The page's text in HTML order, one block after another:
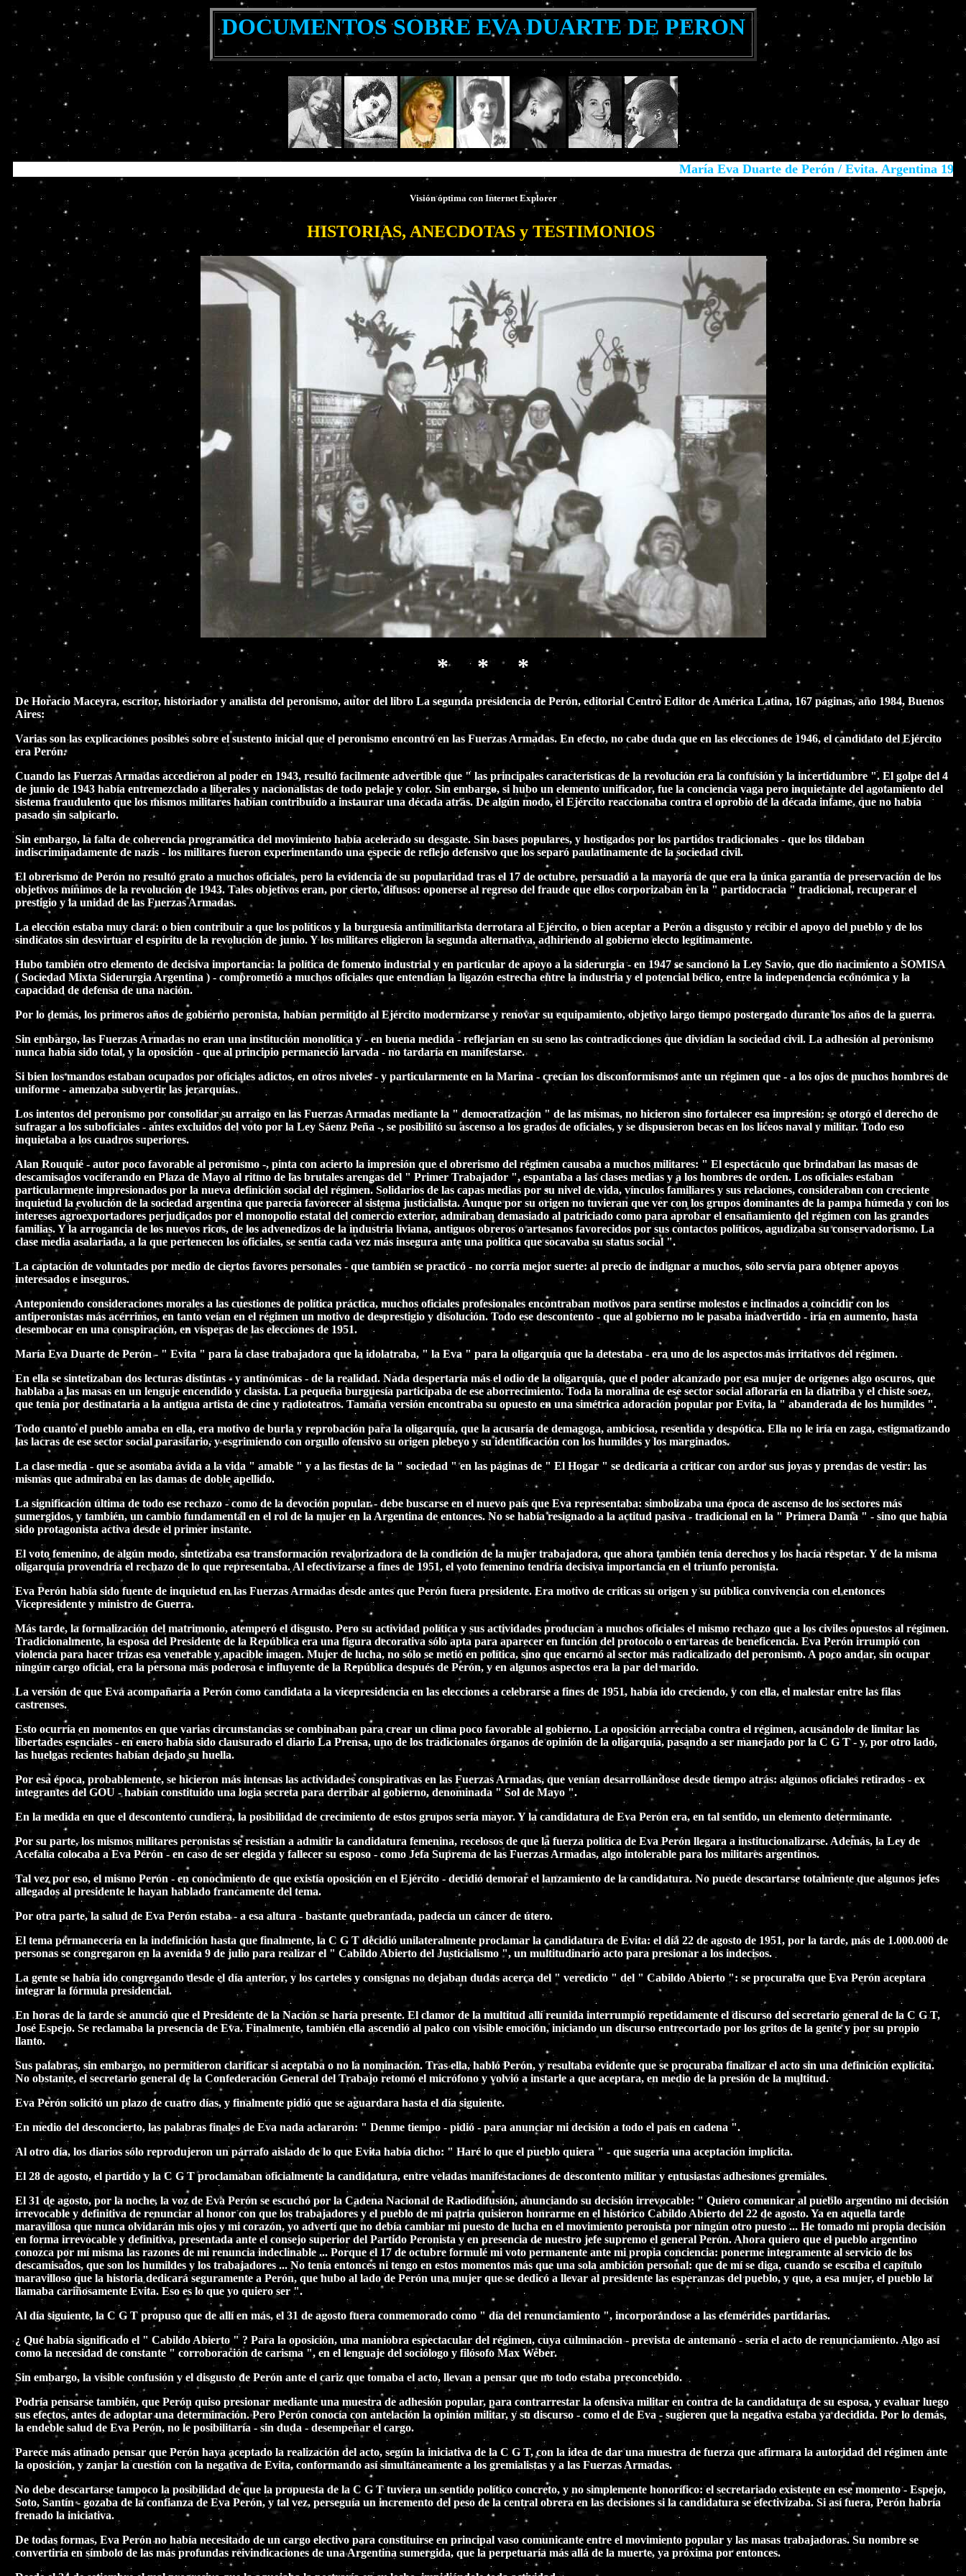
DOCUMENTOS SOBRE EVA DUARTE DE PERON
María Eva Duarte de Perón / Evita. Argentina 1919-1952
Visión óptima con Internet Explorer
HISTORIAS, ANECDOTAS y TESTIMONIOS
* * *
De Horacio Maceyra, escritor, historiador y analista del peronismo, autor del libro La segunda presidencia de Perón, editorial Centro Editor de América Latina, 167 páginas, año 1984, Buenos
Aires:
Varias son las explicaciones posibles sobre el sustento inicial que el peronismo encontró en las Fuerzas Armadas. En efecto, no cabe duda que en las elecciones de 1946, el candidato del Ejército
era Perón.
Cuando las Fuerzas Armadas accedieron al poder en 1943, resultó facilmente advertible que " las principales características de la revolución era la confusión y la incertidumbre ". El golpe del 4
de junio de 1943 había entremezclado a liberales y nacionalistas de todo pelaje y color. Sin embargo, si hubo un elemento unificador, fue la conciencia vaga pero inquietante del agotamiento del
sistema fraudulento que los mismos militares habían contribuído a instaurar una década atrás. De algún modo, el Ejército reaccionaba contra el oprobio de la década infame, que no había
pasado sin salpicarlo.
Sin embargo, la falta de coherencia programática del movimiento había acelerado su desgaste. Sin bases populares, y hostigados por los partidos tradicionales - que los tildaban
indiscriminadamente de nazis - los militares fueron experimentando una especie de reflejo defensivo que los separó paulatinamente de la sociedad civil.
El obrerismo de Perón no resultó grato a muchos oficiales, pero la evidencia de su popularidad tras el 17 de octubre, persuadió a la mayoría de que era la única garantía de preservación de los
objetivos mínimos de la revolución de 1943. Tales objetivos eran, por cierto, difusos: oponerse al regreso del fraude que ellos corporizaban en la " partidocracia " tradicional, recuperar el
prestigio y la unidad de las Fuerzas Armadas.
La elección estaba muy clara: o bien contribuir a que los políticos y la burguesía antimilitarista derrotara al Ejército, o bien aceptar a Perón a disgusto y recibir el apoyo del pueblo y de los
sindicatos sin desvirtuar el espíritu de la revolución de junio. Y los militares eligieron la segunda alternativa, adhiriendo al gobierno electo legítimamente.
Hubo también otro elemento de decisiva importancia: la política de fomento industrial y en particular de apoyo a la siderurgia - en 1947 se sancionó la Ley Savio, que dio nacimiento a SOMISA
( Sociedad Mixta Siderurgia Argentina ) - comprometió a muchos oficiales que entendían la ligazón estrecha entre la industria y el potencial bélico, entre la independencia económica y la
capacidad de defensa de una nación.
Por lo demás, los primeros años de gobierno peronista, habían permitido al Ejército modernizarse y renovar su equipamiento, objetivo largo tiempo postergado durante los años de la guerra.
Sin embargo, las Fuerzas Armadas no eran una institución monolítica y - en buena medida - reflejarían en su seno las contradicciones que dividían la sociedad civil. La adhesión al peronismo
nunca había sido total, y la oposición - que al principio permaneció larvada - no tardaría en manifestarse.
Si bien los mandos estaban ocupados por oficiales adictos, en otros niveles - y particularmente en la Marina - crecían los disconformismos ante un régimen que - a los ojos de muchos hombres de
uniforme - amenzaba subvertir las jerarquías.
Los intentos del peronismo por consolidar su arraigo en las Fuerzas Armadas mediante la " democratización " de las mismas, no hicieron sino fortalecer esa impresión: se otorgó el derecho de
sufragar a los suboficiales - antes excluidos del voto por la Ley Sáenz Peña -, se posibilitó su ascenso a los grados de oficiales, y se dispusieron becas en los liceos naval y militar. Todo eso
inquietaba a los cuadros superiores.
Alan Rouquié - autor poco favorable al peronismo -, pinta con acierto la impresión que el obrerismo del régimen causaba a muchos militares: " El espectáculo que brindaban las masas de
descamisados vociferando en Plaza de Mayo al ritmo de las brutales arengas del " Primer Trabajador ", espantaba a las clases medias y a los hombres de orden. Los oficiales estaban
particularmente impresionados por la nueva definición social del régimen. Solidarios de las capas medias por su nivel de vida, vínculos familiares y sus relaciones, consideraban con creciente
inquietud la evolución de la sociedad argentina que parecía favorecer al sistema justicialista. Aunque por su origen no tuvieran que ver con los grupos dominantes de la pampa húmeda y con los
intereses agroexportadores perjudicados por el monopolio estatal del comercio exterior, admiraban demasiado al patriciado como para aprobar el ensañamiento del régimen con las grandes
familias. Y la arrogancia de los nuevos ricos, de los advenedizos de la industria liviana, antiguos obreros o artesanos favorecidos por sus contactos políticos, agudizaba su conservadorismo. La
clase media asalariada, a la que pertenecen los oficiales, se sentía cada vez más insegura ante una política que socavaba su status social ".
La captación de voluntades por medio de ciertos favores personales - que también se practicó - no corría mejor suerte: al precio de indignar a muchos, sólo servía para obtener apoyos
interesados e inseguros.
Anteponiendo consideraciones morales a las cuestiones de política práctica, muchos oficiales profesionales encontraban motivos para sentirse molestos e inclinados a coincidir con los
antiperonistas más acérrimos, en tanto veían en el régimen un motivo de desprestigio y disolución. Todo ese descontento - que al gobierno no le pasaba inadvertido - iría en aumento, hasta
desembocar en una conspiración, en vísperas de las elecciones de 1951.
María Eva Duarte de Perón - " Evita " para la clase trabajadora que la idolatraba, " la Eva " para la oligarquía que la detestaba - era uno de los aspectos más irritativos del régimen.
En ella se sintetizaban dos lecturas distintas - y antinómicas - de la realidad. Nada despertaría más el odio de la oligarquía, que el poder alcanzado por esa mujer de orígenes algo oscuros, que
hablaba a las masas en un lenguje encendido y clasista. La pequeña burguesía participaba de ese aborrecimiento. Toda la moralina de ese sector social afloraría en la diatriba y el chiste soez,
que tenía por destinataria a la antigua artista de cine y radioteatros. Tamaña versión encontraba su opuesto en una simétrica adoración popular por Evita, la " abanderada de los humildes ".
Todo cuanto el pueblo amaba en ella, era motivo de burla y reprobación para la oligarquía, que la acusaría de demagoga, ambiciosa, resentida y despótica. Ella no le iría en zaga, estigmatizando
las lacras de ese sector social parasitario, y esgrimiendo con orgullo ofensivo su origen plebeyo y su identificación con los humildes y los marginados.
La clase media - que se asomaba ávida a la vida " amable " y a las fiestas de la " sociedad " en las páginas de " El Hogar " se dedicaría a criticar con ardor sus joyas y prendas de vestir: las
mismas que admiraba en las damas de doble apellido.
La significación última de todo ese rechazo - como de la devoción popular - debe buscarse en el nuevo país que Eva representaba: simbolizaba una época de ascenso de los sectores más
sumergidos, y también, un cambio fundamental en el rol de la mujer en la Argentina de entonces. No se había resignado a la actitud pasiva - tradicional en la " Primera Dama " - sino que había
sido protagonista activa desde el primer instante.
El voto femenino, de algún modo, sintetizaba esa transformación revalorizadora de la condición de la mujer trabajadora, que ahora también tenía derechos y los hacía respetar. Y de la misma
oligarquía provendría el rechazo de lo que representaba. Al efectivizarse a fines de 1951, el voto femenino tendría decisiva importancia en el triunfo peronista.
Eva Perón había sido fuente de inquietud en las Fuerzas Armadas desde antes que Perón fuera presidente. Era motivo de críticas su origen y su pública convivencia con el entonces
Vicepresidente y ministro de Guerra.
Más tarde, la formalización del matrimonio, atemperó el disgusto. Pero su actividad política y sus actividades producían a muchos oficiales el mismo rechazo que a los civiles opuestos al régimen.
Tradicionalmente, la esposa del Presidente de la República era una figura decorativa sólo apta para aparecer en función del protocolo o en tareas de beneficencia. Eva Perón irrumpió con
violencia para hacer trizas esa venerable y apacible imagen. Mujer de lucha, no sólo se metió en política, sino que encarnó al sector más radicalizado del peronismo. A poco andar, sin ocupar
ningún cargo oficial, era la persona más poderosa e influyente de la República después de Perón, y en algunos aspectos era la par del marido.
La versión de que Eva acompañaría a Perón como candidata a la vicepresidencia en las elecciones a celebrarse a fines de 1951, había ido creciendo, y con ella, el malestar entre las filas
castrenses.
Esto ocurría en momentos en que varias circunstancias se combinaban para crear un clima poco favorable al gobierno. La oposición arreciaba contra el régimen, acusándolo de limitar las
libertades esenciales - en enero había sido clausurado el diario La Prensa, uno de los tradicionales órganos de opinión de la oligarquía, pasando a ser manejado por la C G T - y, por otro lado,
las huelgas recientes habían dejado su huella.
Por esa época, probablemente, se hicieron más intensas las actividades conspirativas en las Fuerzas Armadas, que venían desarrollándose desde tiempo atrás: algunos oficiales retirados - ex
integrantes del GOU - habían constituido una logia secreta para derribar al gobierno, denominada " Sol de Mayo ".
En la medida en que el descontento cundiera, la posibilidad de crecimiento de estos grupos sería mayor. Y la candidatura de Eva Perón era, en tal sentido, un elemento determinante.
Por su parte, los mismos militares peronistas se resistían a admitir la candidatura femenina, recelosos de que la fuerza política de Eva Perón llegara a institucionalizarse. Además, la Ley de
Acefalía colocaba a Eva Perón - en caso de ser elegida y fallecer su esposo - como Jefa Suprema de las Fuerzas Armadas, algo intolerable para los militares argentinos.
Tal vez por eso, el mismo Perón - en conocimiento de que existía oposición en el Ejército - decidió demorar el lanzamiento de la candidatura. No puede descartarse totalmente que algunos jefes
allegados al presidente le hayan hablado francamente del tema.
Por otra parte, la salud de Eva Perón estaba - a esa altura - bastante quebrantada, padecía un cáncer de útero.
El tema permanecería en la indefinición hasta que finalmente, la C G T decidió unilateralmente proclamar la candidatura de Evita: el día 22 de agosto de 1951, por la tarde, más de 1.000.000 de
personas se congregaron en la avenida 9 de julio para realizar el " Cabildo Abierto del Justicialismo ", un multitudinario acto para presionar a los indecisos.
La gente se había ido congregando desde el día anterior, y los carteles y consignas no dejaban dudas acerca del " veredicto " del " Cabildo Abierto ": se procuraba que Eva Perón aceptara
integrar la fórmula presidencial.
En horas de la tarde se anunció que el Presidente de la Nación se haría presente. El clamor de la multitud allí reunida interrumpió repetidamente el discurso del secretario general de la C G T,
José Espejo. Se reclamaba la presencia de Eva. Finalmente, también ella ascendió al palco con visible emoción, iniciando un discurso entrecortado por los gritos de la gente y por su propio
llanto.
Sus palabras, sin embargo, no permitieron clarificar si aceptaba o no la nominación. Tras ella, habló Perón, y resultaba evidente que se procuraba finalizar el acto sin una definición explícita.
No obstante, el secretario general de la Confederación General del Trabajo retomó el micrófono y volvió a instarle a que aceptara, en medio de la presión de la multitud.
Eva Perón solicitó un plazo de cuatro días, y finalmente pidió que se aguardara hasta el día siguiente.
En medio del desconcierto, las palabras finales de Eva nada aclararon: " Denme tiempo - pidió - para anunciar mi decisión a todo el país en cadena ".
Al otro día, los diarios sólo reprodujeron un párrafo aislado de lo que Evita había dicho: " Haré lo que el pueblo quiera " - que sugería una aceptación implícita.
El 28 de agosto, el partido y la C G T proclamaban oficialmente la candidatura, entre veladas manifestaciones de descontento militar y entusiastas adhesiones gremiales.
El 31 de agosto, por la noche, la voz de Eva Perón se escuchó por la Cadena Nacional de Radiodifusión, anunciando su decisión irrevocable: " Quiero comunicar al pueblo argentino mi decisión
irrevocable y definitiva de renunciar al honor con que los trabajadores y el pueblo de mi patria quisieron honrarme en el histórico Cabildo Abierto del 22 de agosto. Ya en aquella tarde
maravillosa que nunca olvidarán mis ojos y mi corazón, yo advertí que no debía cambiar mi puesto de lucha en el movimiento peronista por ningún otro puesto ... He tomado mi propia decisión
en forma irrevocable y definitiva, presentada ante el consejo superior del Partido Peronista y en presencia de nuestro jefe supremo el general Perón. Ahora quiero que el pueblo argentino
conozca por mí misma las razones de mi renuncia indeclinable ... Porque el 17 de octubre formulé mi voto permanente ante mi propia conciencia: ponerme integramente al servicio de los
descamisados, que son los humildes y los trabajadores ... No tenía entonces ni tengo en estos momentos más que una sola ambición personal: que de mí se diga, cuando se escriba el capítulo
maravilloso que la historia dedicará seguramente a Perón, que hubo al lado de Perón una mujer que se dedicó a llevar al presidente las esperanzas del pueblo, y que, a esa mujer, el pueblo la
llamaba cariñosamente Evita. Eso es lo que yo quiero ser ".
Al día siguiente, la C G T propuso que de allí en más, el 31 de agosto fuera conmemorado como " día del renunciamiento ", incorporándose a las efemérides partidarias.
¿ Qué había significado el " Cabildo Abierto " ? Para la oposición, una maniobra espectacular del régimen, cuya culminación - prevista de antemano - sería el acto de renunciamiento. Algo así
como la necesidad de constante " corroboración de carisma ", en el lenguaje del sociólogo y filósofo Max Weber.
Sin embargo, la visible confusión y el disgusto de Perón ante el cariz que tomaba el acto, llevan a pensar que no todo estaba preconcebido.
Podría pensarse también, que Perón quiso presionar mediante una muestra de adhesión popular, para contrarrestar la ofensiva militar en contra de la candidatura de su esposa, y evaluar luego
sus efectos, antes de adoptar una determinación. Pero Perón conocía con antelación la opinión militar, y su discurso - como el de Eva - sugieren que la negativa estaba ya decidida. Por lo demás,
la endeble salud de Eva Perón, no le posibilitaría - sin duda - desempeñar el cargo.
Parece más atinado pensar que Perón haya aceptado la realización del acto, según la iniciativa de la C G T, con la idea de dar una muestra de fuerza que afirmara la autoridad del régimen ante
la oposición, y zanjar la cuestión con la negativa de Evita, conformando así simultáneamente a los gremialistas y a las Fuerzas Armadas.
No debe descartarse tampoco la posibilidad de que la propuesta de la C G T tuviera un sentido político concreto, y no simplemente honorífico: el secretariado existente en ese momento - Espejo,
Soto, Santín - gozaba de la confianza de Eva Perón, y tal vez, perseguía un incremento del peso de la central obrera en las decisiones si la candidatura se efectivizaba. Si así fuera, Perón habría
frenado la iniciativa.
De todas formas, Eva Perón no había necesitado de un cargo electivo para constituirse en principal vaso comunicante entre el movimiento popular y las masas trabajadoras. Su nombre se
convertiría en símbolo de las más profundas reivindicaciones de una Argentina sumergida, que la perpetuaría más allá de la muerte, ya próxima por entonces.